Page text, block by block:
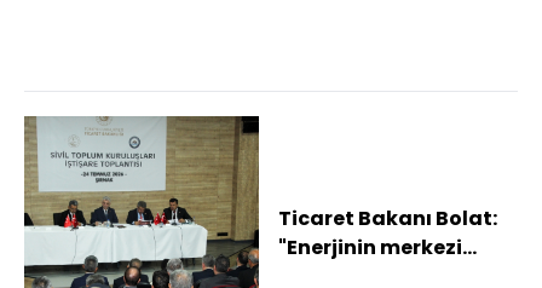
Ticaret Bakanı Bolat:
"Enerjinin merkezi